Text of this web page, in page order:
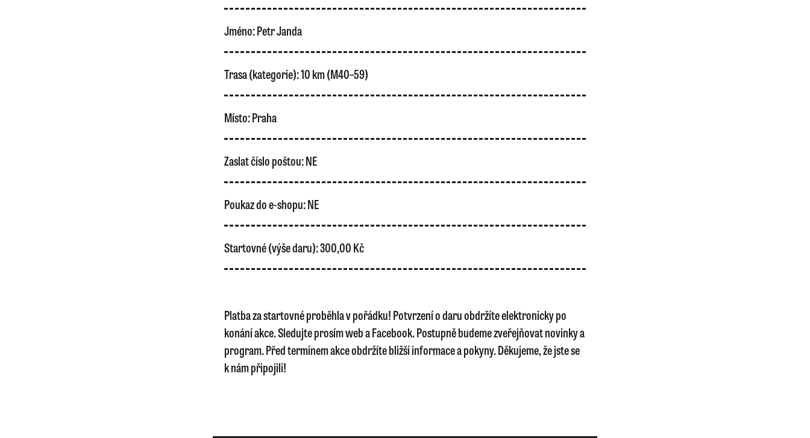
Jméno:Petr Janda
Trasa (kategorie):10 km (M40–59)
Místo:Praha
Zaslat číslo poštou:NE
Poukaz do e-shopu:NE
Startovné (výše daru):300,00 Kč
Platba za startovné proběhla v pořádku! Potvrzení o daru obdržíte elektronicky po
konání akce. Sledujte prosím web a Facebook. Postupně budeme zveřejňovat novinky a
program. Před termínem akce obdržíte bližší informace a pokyny. Děkujeme, že jste se
k nám připojili!